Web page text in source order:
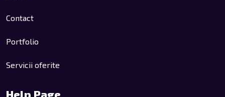
Contact
Portfolio
Servicii oferite
Help Page